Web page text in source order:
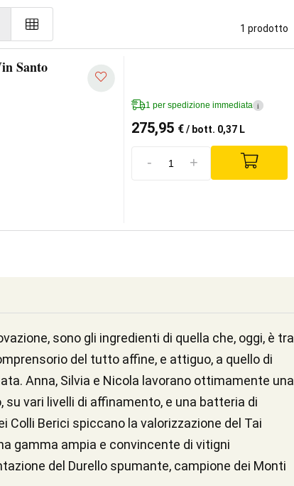
1 prodotto
Santo
1 per spedizione immediata i
275,95 €/ bott. 0,37 L
- +
sono gli ingredienti di quella che, oggi, è tra
del tutto affine, e attiguo, a quello di
Anna, Silvia e Nicola lavorano ottimamente una
vari livelli di affinamento, e una batteria di
Colli Berici spiccano la valorizzazione del Tai
gamma ampia e convincente di vitigni
del Durello spumante, campione dei Monti